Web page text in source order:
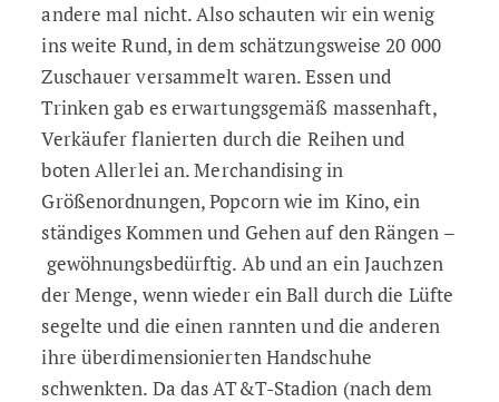
andere mal nicht. Also schauten wir ein wenig
ins weite Rund, in dem schätzungsweise 20 000
Zuschauer versammelt waren. Essen und
Trinken gab es erwartungsgemäß massenhaft,
Verkäufer flanierten durch die Reihen und
boten Allerlei an. Merchandising in
Größenordnungen, Popcorn wie im Kino, ein
ständiges Kommen und Gehen auf den Rängen –
gewöhnungsbedürftig. Ab und an ein Jauchzen
der Menge, wenn wieder ein Ball durch die Lüfte
segelte und die einen rannten und die anderen
ihre überdimensionierten Handschuhe
schwenkten. Da das AT&T-Stadion (nach dem